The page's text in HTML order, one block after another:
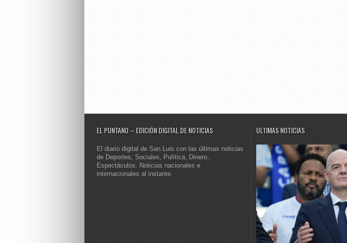
EL PUNTANO – EDICIÓN DIGITAL DE NOTICIAS
El diario digital de San Luis con las últimas noticias
de Deportes, Sociales, Política, Dinero,
Espectáculos. Noticias nacionales e
internacionales al instante.
ULTIMAS NOTICIAS